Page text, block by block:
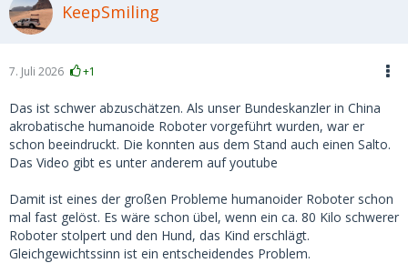
KeepSmiling
7. Juli 2026 +1
Das ist schwer abzuschätzen. Als unser Bundeskanzler in China
akrobatische humanoide Roboter vorgeführt wurden, war er
schon beeindruckt. Die konnten aus dem Stand auch einen Salto.
Das Video gibt es unter anderem auf youtube
Damit ist eines der großen Probleme humanoider Roboter schon
mal fast gelöst. Es wäre schon übel, wenn ein ca. 80 Kilo schwerer
Roboter stolpert und den Hund, das Kind erschlägt.
Gleichgewichtssinn ist ein entscheidendes Problem.